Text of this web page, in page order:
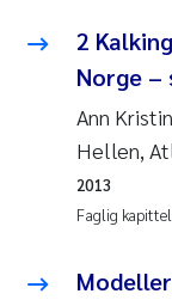
Espen
Roar
Merete
Camilla
2
Norge
Ann
Hellen,
Faglig kapittel
2013